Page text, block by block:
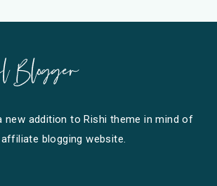
new addition to Rishi theme in mind of
blogging website.